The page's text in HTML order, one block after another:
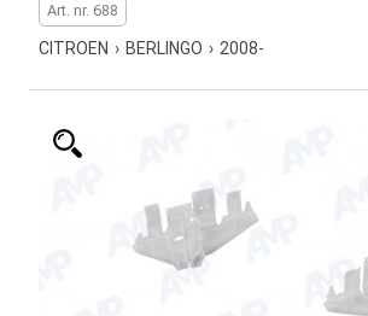
Art. nr. 688
CITROEN › BERLINGO › 2008-